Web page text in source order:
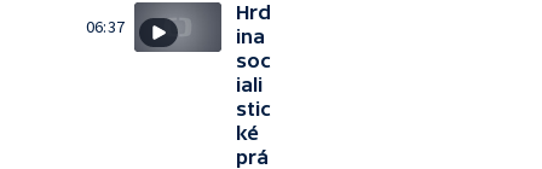
06:37
Hrd
ina
soc
iali
stic
ké
prá